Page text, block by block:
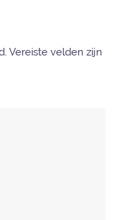
Vereiste velden zijn